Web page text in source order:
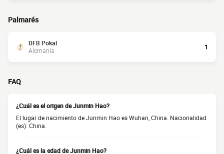
Palmarés
DFB Pokal
Alemania
1
FAQ
¿Cuál es el origen de Junmin Hao?
El lugar de nacimiento de Junmin Hao es Wuhan, China. Nacionalidad
(es): China.
¿Cuál es la edad de Junmin Hao?